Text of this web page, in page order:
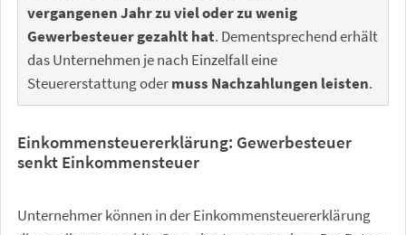
vergangenen Jahr zu viel oder zu wenig
Gewerbesteuer gezahlt hat. Dementsprechend erhält
das Unternehmen je nach Einzelfall eine
Steuererstattung odermuss Nachzahlungen leisten.
Einkommensteuererklärung: Gewerbesteuer
senkt Einkommensteuer
Unternehmer können in der Einkommensteuererklärung